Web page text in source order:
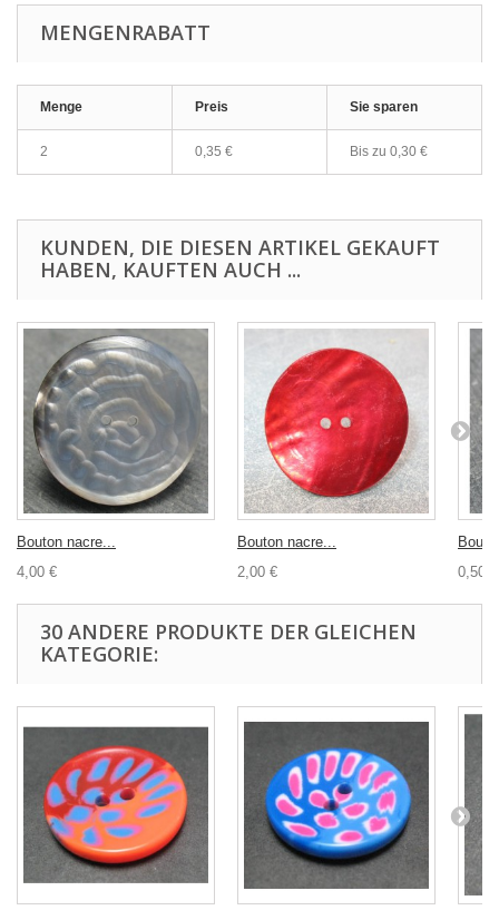
MENGENRABATT
Menge Preis Sie sparen
2 0,35 € Bis zu 0,30 €
KUNDEN, DIE DIESEN ARTIKEL GEKAUFT
HABEN, KAUFTEN AUCH ...
Bouton nacre...
4,00 €
Bouton nacre...
2,00 €
0,50 €
30 ANDERE PRODUKTE DER GLEICHEN
KATEGORIE: